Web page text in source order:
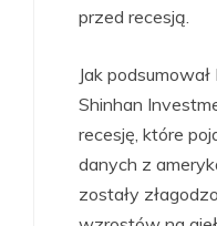
przed recesją.
Jak
Shinhan
recesję, które
danych z
zostały